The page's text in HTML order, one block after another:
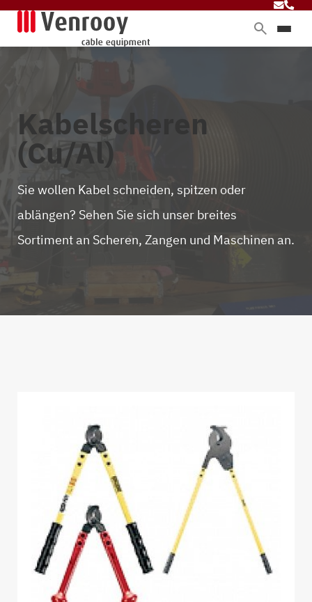
Branchen
Über Venrooy
Blog
Kabelscheren
(Cu/Al)
Sie wollen Kabel schneiden, spitzen oder
ablängen? Sehen Sie sich unser breites
Sortiment an Scheren, Zangen und Maschinen an.